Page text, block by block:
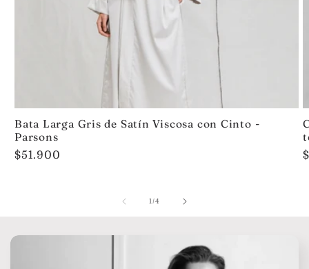
Bata Larga Gris de Satín Viscosa con Cinto -
Parsons
Precio
$51.900
1 /de
4